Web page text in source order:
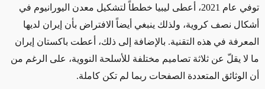
توفي عام 2021، أعطى ليبيا خططاً لتشكيل معدن اليورانيوم في
أشكال نصف كروية، ولذلك ينبغي أيضاً الافتراض بأن إيران لديها
المعرفة في هذه التقنية. بالإضافة إلى ذلك، أعطت باكستان إيران
ما لا يقلّ عن ثلاثة تصاميم مختلفة للأسلحة النووية، على الرغم من
أن الوثائق المتعددة الصفحات ربما لم تكن كاملة.